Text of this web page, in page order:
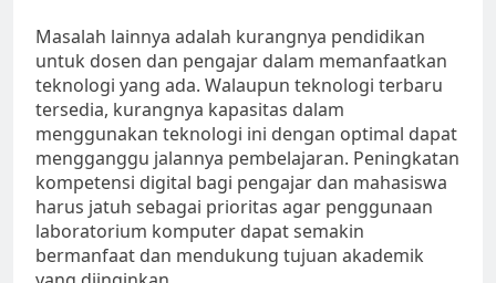
Masalah lainnya adalah kurangnya pendidikan
untuk dosen dan pengajar dalam memanfaatkan
teknologi yang ada. Walaupun teknologi terbaru
tersedia, kurangnya kapasitas dalam
menggunakan teknologi ini dengan optimal dapat
mengganggu jalannya pembelajaran. Peningkatan
kompetensi digital bagi pengajar dan mahasiswa
harus jatuh sebagai prioritas agar penggunaan
laboratorium komputer dapat semakin
bermanfaat dan mendukung tujuan akademik